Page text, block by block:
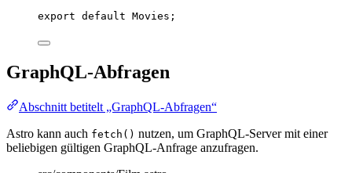
export default Movies;
GraphQL-Abfragen
Abschnitt betitelt „GraphQL-Abfragen“
Astro kann auch fetch() nutzen, um GraphQL-Server mit einer
beliebigen gültigen GraphQL-Anfrage anzufragen.